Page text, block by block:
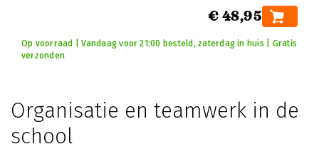
€ 48,95
Op voorraad | Vandaag voor 21:00 besteld, zaterdag in huis | Gratis
verzonden
Organisatie en teamwerk in de
school